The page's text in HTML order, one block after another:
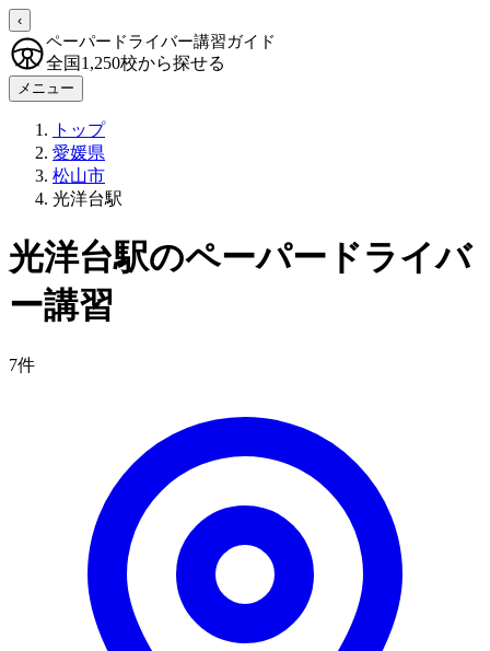
‹
ペーパードライバー講習ガイド
全国1,250校から探せる
メニュー
トップ
愛媛県
松山市
光洋台駅
光洋台駅のペーパードライバ
ー講習
7件